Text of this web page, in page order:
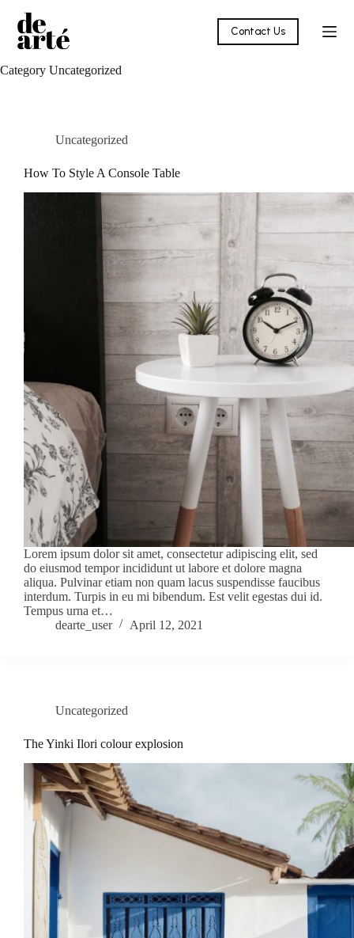
Contact Us
Category Uncategorized
Uncategorized
How To Style A Console Table
Lorem ipsum dolor sit amet, consectetur adipiscing elit, sed
do eiusmod tempor incididunt ut labore et dolore magna
aliqua. Pulvinar etiam non quam lacus suspendisse faucibus
interdum. Turpis in eu mi bibendum. Est velit egestas dui id.
Tempus urna et…
dearte_user
April 12, 2021
Uncategorized
The Yinki Ilori colour explosion